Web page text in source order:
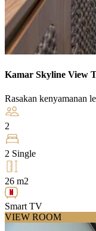
Kamar Skyline View
Rasakan kenyamanan
2
2 Single
26 m2
Smart TV
VIEW ROOM